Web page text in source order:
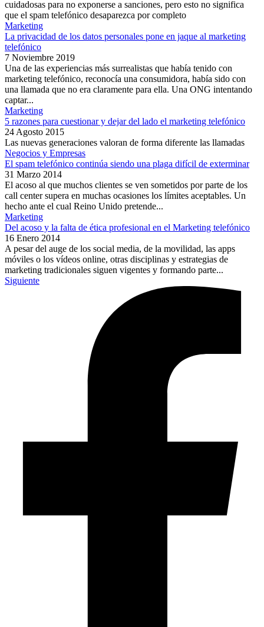
cuidadosas para no exponerse a sanciones, pero esto no significa
que el spam telefónico desaparezca por completo
Marketing
La privacidad de los datos personales pone en jaque al marketing
telefónico
7 Noviembre 2019
Una de las experiencias más surrealistas que había tenido con
marketing telefónico, reconocía una consumidora, había sido con
una llamada que no era claramente para ella. Una ONG intentando
captar...
Marketing
5 razones para cuestionar y dejar del lado el marketing telefónico
24 Agosto 2015
Las nuevas generaciones valoran de forma diferente las llamadas
Negocios y Empresas
El spam telefónico continúa siendo una plaga difícil de exterminar
31 Marzo 2014
El acoso al que muchos clientes se ven sometidos por parte de los
call center supera en muchas ocasiones los límites aceptables. Un
hecho ante el cual Reino Unido pretende...
Marketing
Del acoso y la falta de ética profesional en el Marketing telefónico
16 Enero 2014
A pesar del auge de los social media, de la movilidad, las apps
móviles o los vídeos online, otras disciplinas y estrategias de
marketing tradicionales siguen vigentes y formando parte...
Siguiente